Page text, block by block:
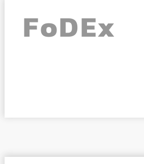
FoDEx